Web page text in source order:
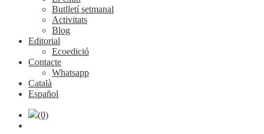
Butlletí setmanal
Activitats
Blog
Editorial
Ecoedició
Contacte
Whatsapp
Català
Español
(0)